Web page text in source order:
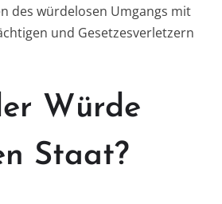
des würdelosen Umgangs mit
und Gesetzesverletzern
Würde
Staat?